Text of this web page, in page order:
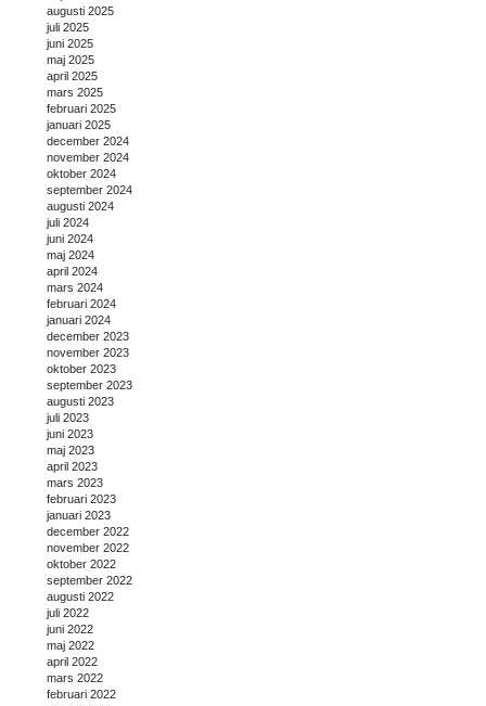
augusti 2025
juli 2025
juni 2025
maj 2025
april 2025
mars 2025
februari 2025
januari 2025
december 2024
november 2024
oktober 2024
september 2024
augusti 2024
juli 2024
juni 2024
maj 2024
april 2024
mars 2024
februari 2024
januari 2024
december 2023
november 2023
oktober 2023
september 2023
augusti 2023
juli 2023
juni 2023
maj 2023
april 2023
mars 2023
februari 2023
januari 2023
december 2022
november 2022
oktober 2022
september 2022
augusti 2022
juli 2022
juni 2022
maj 2022
april 2022
mars 2022
februari 2022